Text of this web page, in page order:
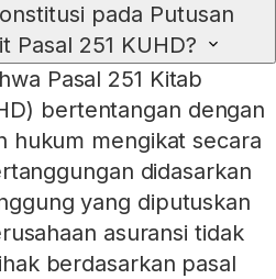
pada Putusan
251 KUHD?
Pasal 251 Kitab
bertentangan dengan
hukum mengikat secara
didasarkan
yang diputuskan
asuransi tidak
berdasarkan pasal